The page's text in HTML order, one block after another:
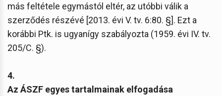
más feltétele egymástól eltér, az utóbbi válik a
szerződés részévé [2013. évi V. tv. 6:80. §]. Ezt a
korábbi Ptk. is ugyanígy szabályozta (1959. évi IV. tv.
205/C. §).
4.
Az ÁSZF egyes tartalmainak elfogadása